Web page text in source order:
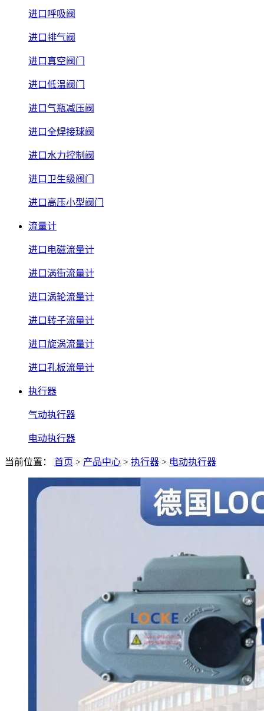
进口呼吸阀
进口排气阀
进口真空阀门
进口低温阀门
进口气瓶减压阀
进口全焊接球阀
进口水力控制阀
进口卫生级阀门
进口高压小型阀门
流量计
进口电磁流量计
进口涡街流量计
进口涡轮流量计
进口转子流量计
进口旋涡流量计
进口孔板流量计
执行器
气动执行器
电动执行器
当前位置： 首页 > 产品中心 > 执行器 > 电动执行器